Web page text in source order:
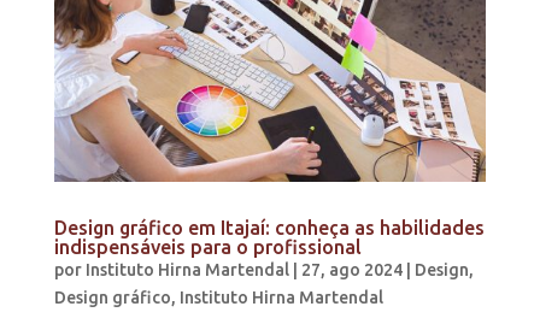
Design gráfico em Itajaí: conheça as habilidades
indispensáveis para o profissional
por Instituto Hirna Martendal| 27, ago 2024| Design,
Design gráfico, Instituto Hirna Martendal